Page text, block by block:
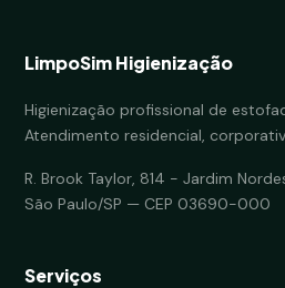
LimpoSim Higienização
Higienização profissional de
Atendimento residencial,
R. Brook Taylor, 814 - Jardim
São Paulo/SP — CEP 03690-000
Serviços